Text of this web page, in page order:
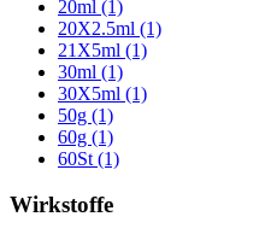
20ml (1)
20X2.5ml (1)
21X5ml (1)
30ml (1)
30X5ml (1)
50g (1)
60g (1)
60St (1)
Wirkstoffe